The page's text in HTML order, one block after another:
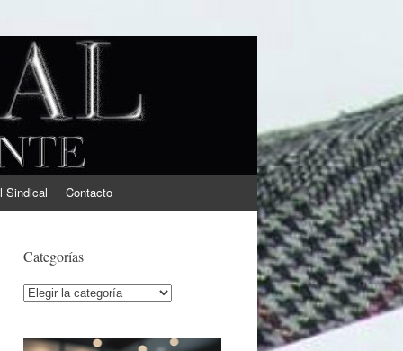
Sindical Contacto
Categorías
Categorías